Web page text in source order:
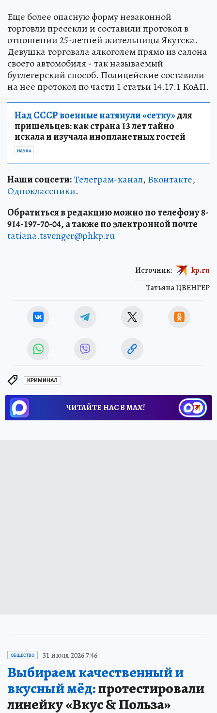
Еще более опасную форму незаконной
торговли пресекли и составили протокол в
отношении 25-летней жительницы Якутска.
Девушка торговала алкоголем прямо из салона
своего автомобиля - так называемый
бутлегерский способ. Полицейские составили
на нее протокол по части 1 статьи 14.17.1 КоАП.
Над СССР военные натянули «сетку»для
пришельцев: как страна 13 лет тайно
искала и изучала инопланетных гостей
НАУКА
Наши соцсети:Телеграм-канал, Вконтакте,
Одноклассники.
Обратиться в редакцию можно по телефону 8-
914-197-70-04, а также по электронной почте
tatiana.tsvenger@phkp.ru
Татьяна ЦВЕНГЕР
Источник: kp.ru
КРИМИНАЛ
ЧИТАЙТЕ НАС В МАХ!
ОБЩЕСТВО 31 июля 2026 7:46
Выбираем качественный и
вкусный мёд:протестировали
линейку «Вкус & Польза»